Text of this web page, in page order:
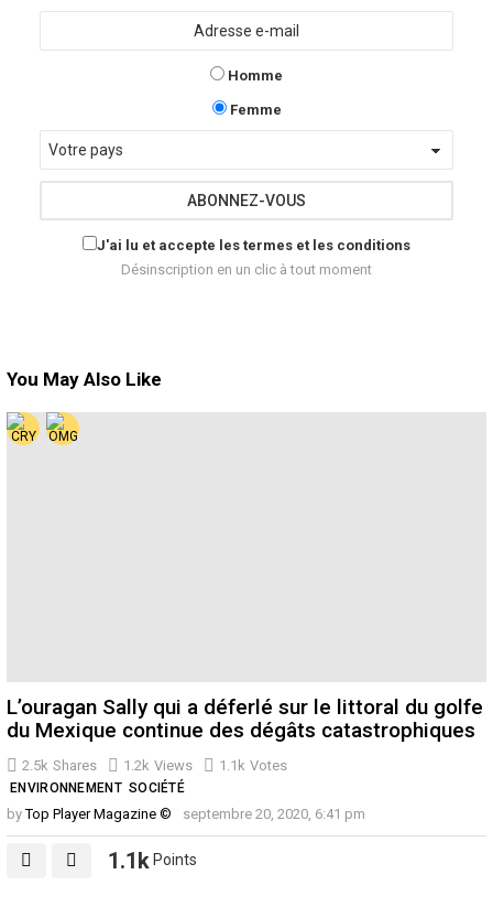
Homme
Femme
J'ai lu et accepte les termes et les conditions
Désinscription en un clic à tout moment
You May Also Like
2.5k Shares 1.2k Views 1.1k Votes
ENVIRONNEMENT SOCIÉTÉ
L’ouragan Sally qui a déferlé sur le littoral du golfe
du Mexique continue des dégâts catastrophiques
by Top Player Magazine © septembre 20, 2020, 6:41 pm
1.1k Points